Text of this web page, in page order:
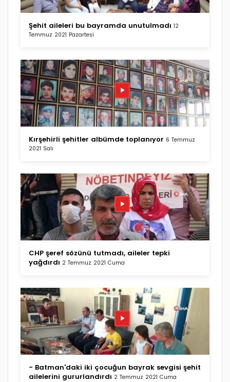
Şehit aileleri bu bayramda unutulmadı 12
Temmuz 2021 Pazartesi
Kırşehirli şehitler albümde toplanıyor 6 Temmuz
2021 Salı
CHP şeref sözünü tutmadı, aileler tepki
yağdırdı 2 Temmuz 2021 Cuma
- Batman'daki iki çocuğun bayrak sevgisi şehit
ailelerini gururlandırdı 2 Temmuz 2021 Cuma